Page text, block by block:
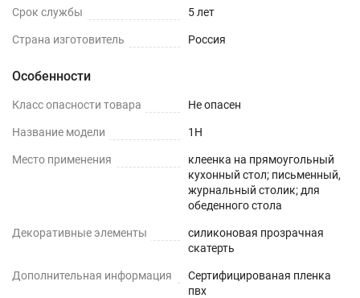
Срок службы 5 лет
Страна изготовитель Россия
Особенности
Класс опасности товара Не опасен
Название модели 1H
Место применения
клеенка на прямоугольный
кухонный стол; письменный,
журнальный столик; для
обеденного стола
Декоративные элементы
силиконовая прозрачная
скатерть
Дополнительная информация
Сертифицированая пленка
пвх